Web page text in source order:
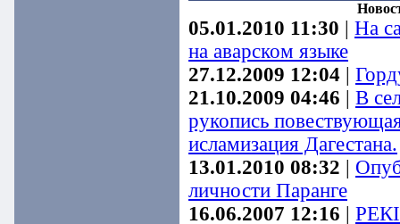
05.01.2010 11:30 | На
на аварском языке
27.12.2009 12:04 |
21.10.2009 04:46 | В
рукопись
исламизация Дагестана.
13.01.2010 08:32 |
личности Паранге
16.06.2007 12:16 |